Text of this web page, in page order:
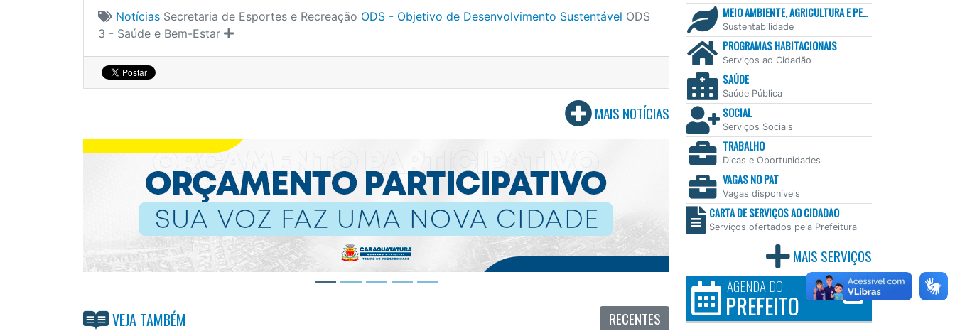
Notícias Secretaria de Esportes e Recreação ODS - Objetivo de Desenvolvimento Sustentável ODS
3 - Saúde e Bem-Estar
MAIS NOTÍCIAS
VEJA TAMBÉM RECENTES
MEIO AMBIENTE, AGRICULTURA E PESCA
Sustentabilidade
PROGRAMAS HABITACIONAIS
Serviços ao Cidadão
SAÚDE
Saúde Pública
SOCIAL
Serviços Sociais
TRABALHO
Dicas e Oportunidades
VAGAS NO PAT
Vagas disponíveis
CARTA DE SERVIÇOS AO CIDADÃO
Serviços ofertados pela Prefeitura
MAIS SERVIÇOS
AGENDA DO
PREFEITO